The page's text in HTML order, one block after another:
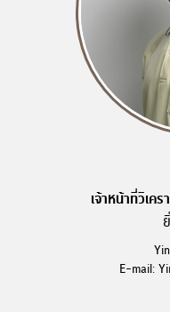
เจ้าหน้าที่วิเค
E-mail: